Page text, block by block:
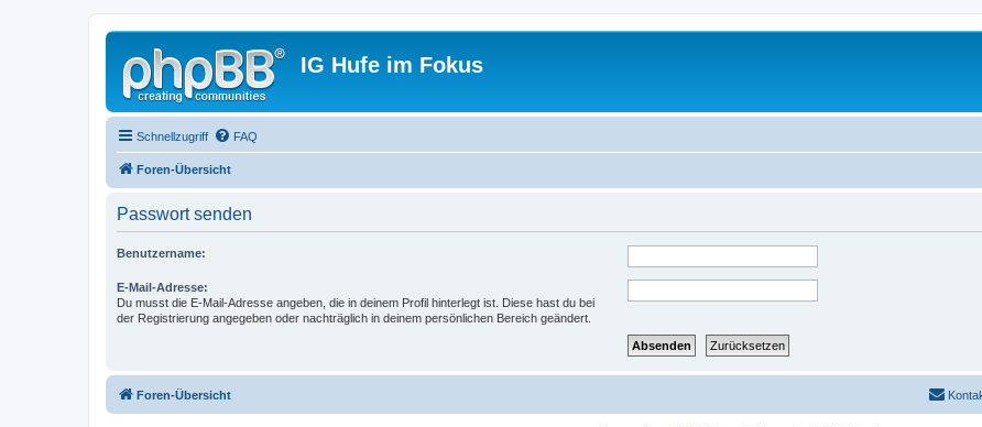
IG Hufe im Fokus
Schnellzugriff FAQ
Foren-Übersicht
Passwort senden
Benutzername:
E-Mail-Adresse:
Du musst die E-Mail-Adresse angeben, die in deinem Profil hinterlegt ist. Diese hast du bei
der Registrierung angegeben oder nachträglich in deinem persönlichen Bereich geändert.
Foren-Übersicht